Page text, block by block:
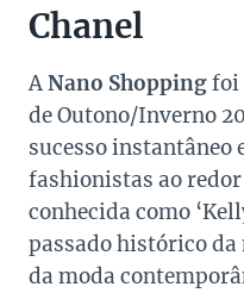
Chanel
ANano Shoppingfoi
de Outono/Inverno
sucesso instantâneo
fashionistas ao
conhecida como
passado histórico
da moda